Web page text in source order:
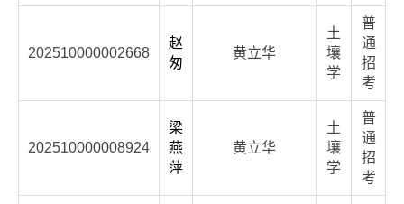
202510000002668
赵
匆
黄立华
土
壤
学
普
通
招
考
202510000008924
梁
燕
萍
黄立华
土
壤
学
普
通
招
考